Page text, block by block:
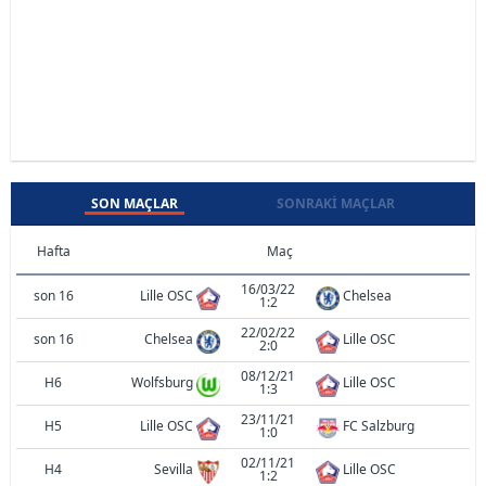
SON MAÇLAR SONRAKI MAÇLAR
Hafta Maç
son 16 Lille OSC 16/03/22
1:2 Chelsea
son 16 Chelsea 22/02/22
2:0 Lille OSC
H6 Wolfsburg 08/12/21
1:3 Lille OSC
H5 Lille OSC 23/11/21
1:0 FC Salzburg
H4 Sevilla 02/11/21
1:2 Lille OSC